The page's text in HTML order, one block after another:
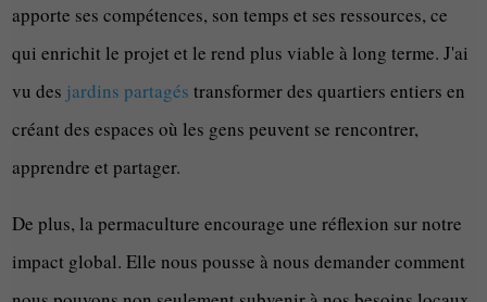
apporte ses compétences, son temps et ses ressources, ce
qui enrichit le projet et le rend plus viable à long terme. J'ai
vu des jardins partagés transformer des quartiers entiers en
créant des espaces où les gens peuvent se rencontrer,
apprendre et partager.
De plus, la permaculture encourage une réflexion sur notre
impact global. Elle nous pousse à nous demander comment